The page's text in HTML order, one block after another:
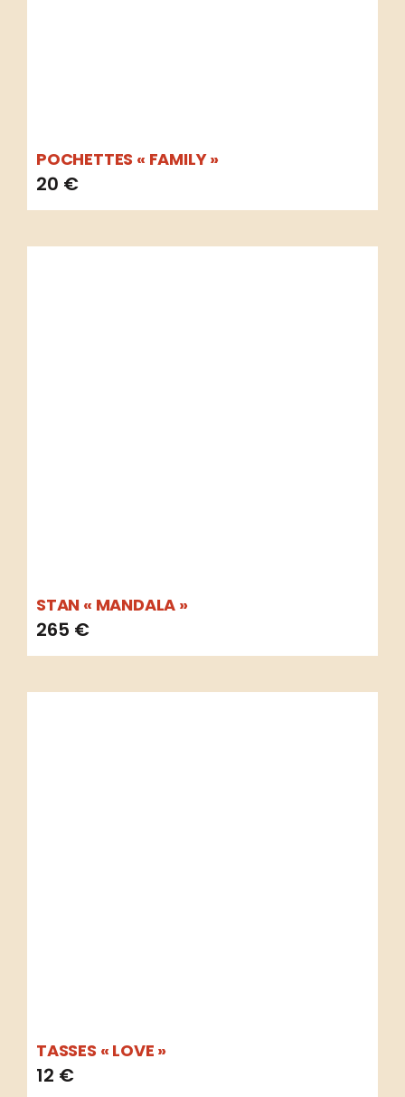
POCHETTES « FAMILY »
20 €
STAN « MANDALA »
265 €
TASSES « LOVE »
12 €